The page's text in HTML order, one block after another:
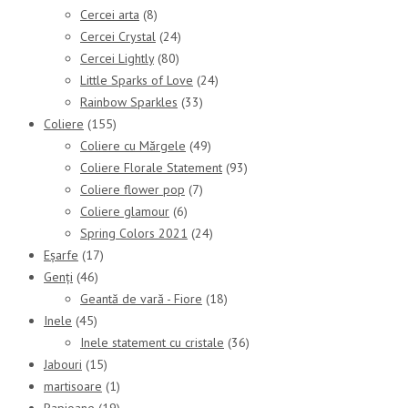
Cercei arta (8)
Cercei Crystal (24)
Cercei Lightly (80)
Little Sparks of Love (24)
Rainbow Sparkles (33)
Coliere (155)
Coliere cu Mărgele (49)
Coliere Florale Statement (93)
Coliere flower pop (7)
Coliere glamour (6)
Spring Colors 2021 (24)
Eșarfe (17)
Genți (46)
Geantă de vară - Fiore (18)
Inele (45)
Inele statement cu cristale (36)
Jabouri (15)
martisoare (1)